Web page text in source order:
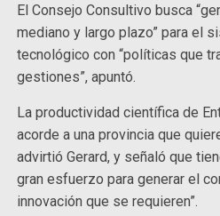
El Consejo Consultivo busca
mediano y largo plazo” para el
tecnológico con “políticas que
gestiones”, apuntó.
La productividad científica de
acorde a una provincia que
advirtió Gerard, y señaló que
gran esfuerzo para generar el
innovación que se requieren”.